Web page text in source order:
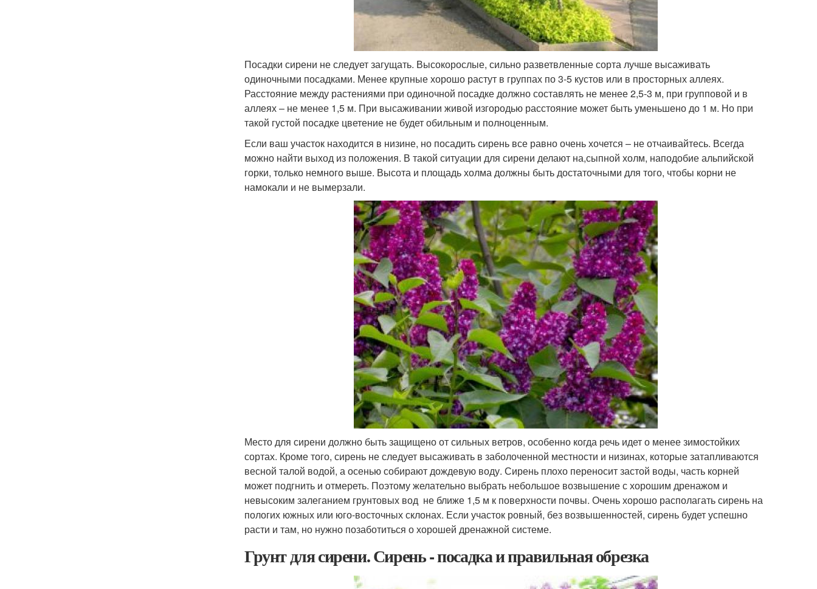
Посадки сирени не следует загущать. Высокорослые, сильно разветвленные сорта лучше высаживать
одиночными посадками. Менее крупные хорошо растут в группах по 3-5 кустов или в просторных аллеях.
Расстояние между растениями при одиночной посадке должно составлять не менее 2,5-3 м, при групповой и в
аллеях – не менее 1,5 м. При высаживании живой изгородью расстояние может быть уменьшено до 1 м. Но при
такой густой посадке цветение не будет обильным и полноценным.
Если ваш участок находится в низине, но посадить сирень все равно очень хочется – не отчаивайтесь. Всегда
можно найти выход из положения. В такой ситуации для сирени делают на,сыпной холм, наподобие альпийской
горки, только немного выше. Высота и площадь холма должны быть достаточными для того, чтобы корни не
намокали и не вымерзали.
Место для сирени должно быть защищено от сильных ветров, особенно когда речь идет о менее зимостойких
сортах. Кроме того, сирень не следует высаживать в заболоченной местности и низинах, которые затапливаются
весной талой водой, а осенью собирают дождевую воду. Сирень плохо переносит застой воды, часть корней
может подгнить и отмереть. Поэтому желательно выбрать небольшое возвышение с хорошим дренажом и
невысоким залеганием грунтовых вод не ближе 1,5 м к поверхности почвы. Очень хорошо располагать сирень на
пологих южных или юго-восточных склонах. Если участок ровный, без возвышенностей, сирень будет успешно
расти и там, но нужно позаботиться о хорошей дренажной системе.
Грунт для сирени. Сирень - посадка и правильная обрезка